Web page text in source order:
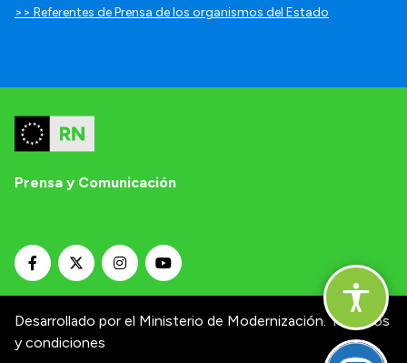
>> Referentes de Prensa de los organismos del Estado
Prensa y Comunicación
Desarrollado por el Ministerio de Modernización. Términos
y condiciones